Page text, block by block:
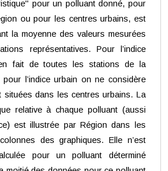
pour un polluant donné, pour
ou pour les centres urbains, est
la moyenne des valeurs mesurées
représentatives. Pour l’indice
fait de toutes les stations de la
l’indice urbain on ne considère
situées dans les centres urbains. La
relative à chaque polluant (aussi
est illustrée par Région dans les
des graphiques. Elle n’est
pour un polluant déterminé